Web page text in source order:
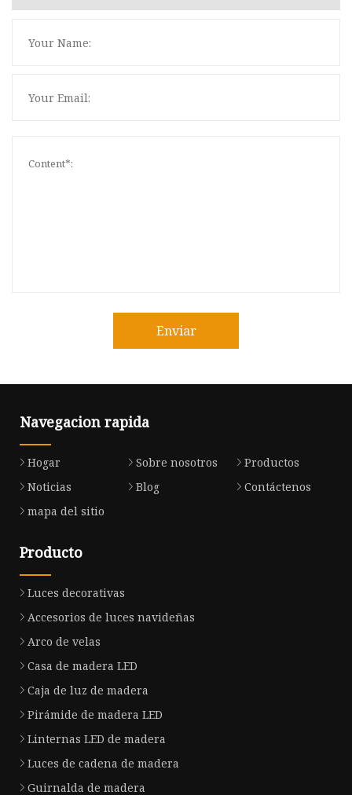
Enviar
Navegacion rapida
Hogar Sobre nosotros
Productos
Noticias
Blog
Contáctenos
mapa del sitio
Producto
Luces decorativas
Accesorios de luces navideñas
Arco de velas
Casa de madera LED
Caja de luz de madera
Pirámide de madera LED
Linternas LED de madera
Luces de cadena de madera
Guirnalda de madera